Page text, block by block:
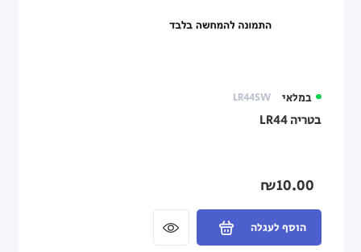
במלאי LR44SW
בטריה LR44
₪10.00
הוסף לעגלה